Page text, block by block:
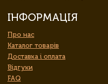
ІНФОРМАЦІЯ
Про нас
Каталог товарів
Доставка і оплата
Відгуки
FAQ